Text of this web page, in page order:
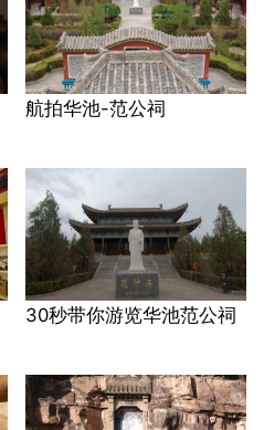
航拍华池-范公祠
30秒带你游览华池范公祠